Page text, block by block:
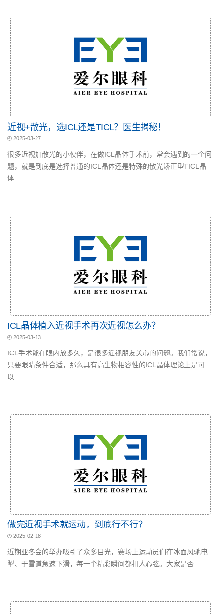
近视+散光，选ICL还是TICL？医生揭秘！
2025-03-27
很多近视加散光的小伙伴，在做ICL晶体手术前，常会遇到的一个问
题，就是到底是选择普通的ICL晶体还是特殊的散光矫正型TICL晶
体……
ICL晶体植入近视手术再次近视怎么办？
2025-03-13
ICL手术能在眼内放多久，是很多近视朋友关心的问题。我们常说，
只要眼睛条件合适，那么具有高生物相容性的ICL晶体理论上是可
以……
做完近视手术就运动，到底行不行？
2025-02-18
近期亚冬会的举办吸引了众多目光，赛场上运动员们在冰面风驰电
掣、于雪道急速下滑，每一个精彩瞬间都扣人心弦。大家是否……